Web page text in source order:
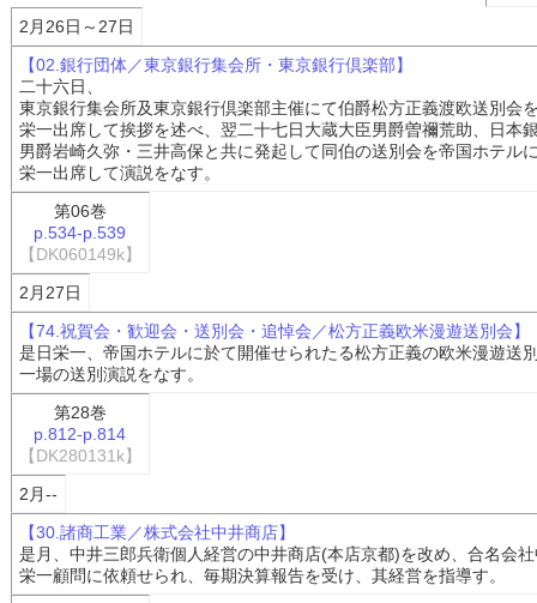
2月26日～27日
【02.銀行団体／東京銀行集会所・東京銀行倶楽部】
二十六日、
東京銀行集会所及東京銀行倶楽部主催にて伯爵松方正義渡欧送別会
栄一出席して挨拶を述べ、翌二十七日大蔵大臣男爵曽禰荒助、日本
男爵岩崎久弥・三井高保と共に発起して同伯の送別会を帝国ホテル
栄一出席して演説をなす。
第06巻
p.534-p.539
【DK060149k】
2月27日
【74.祝賀会・歓迎会・送別会・追悼会／松方正義欧米漫遊送別会】
是日栄一、帝国ホテルに於て開催せられたる松方正義の欧米漫遊送
一場の送別演説をなす。
第28巻
p.812-p.814
【DK280131k】
2月--
【30.諸商工業／株式会社中井商店】
是月、中井三郎兵衛個人経営の中井商店(本店京都)を改め、合名会
栄一顧問に依頼せられ、毎期決算報告を受け、其経営を指導す。